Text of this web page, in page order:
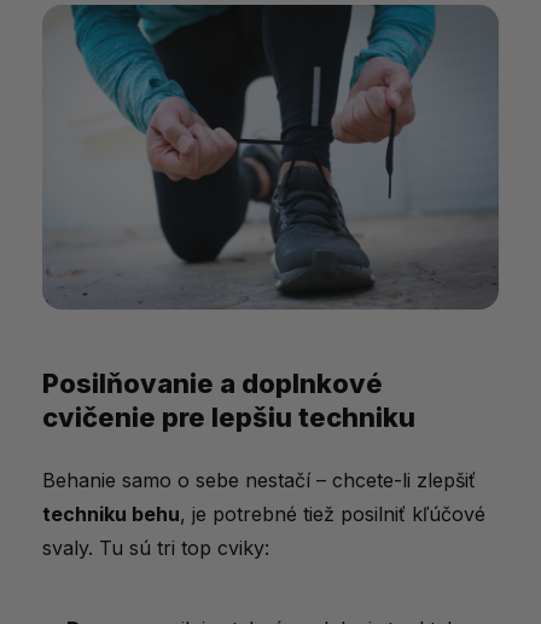
Posilňovanie a doplnkové
cvičenie pre lepšiu techniku
Behanie samo o sebe nestačí – chcete-li zlepšiť
techniku behu, je potrebné tiež posilniť kľúčové
svaly. Tu sú tri top cviky: